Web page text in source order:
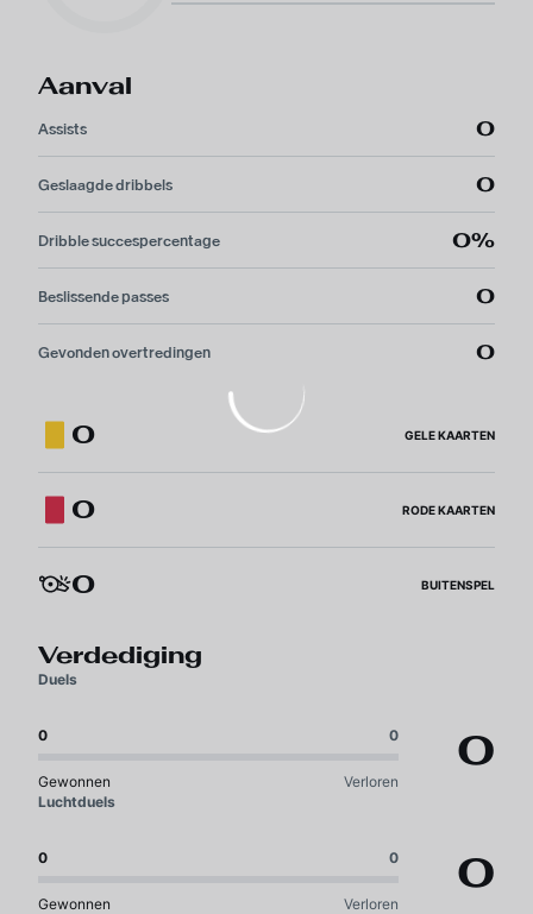
Aanval
Assists 0
Geslaagde dribbels 0
Dribble succespercentage 0%
Beslissende passes 0
Gevonden overtredingen 0
0 GELE KAARTEN
0 RODE KAARTEN
0 BUITENSPEL
Verdediging
Duels
0 0
Gewonnen Verloren
0
Luchtduels
0 0
Gewonnen Verloren
0